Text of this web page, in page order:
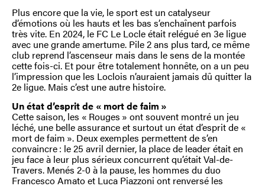
Plus encore que la vie, le sport est un catalyseur
d’émotions où les hauts et les bas s’enchaînent parfois
très vite. En 2024, le FC Le Locle était relégué en 3e ligue
avec une grande amertume. Pile 2 ans plus tard, ce même
club reprend l’ascenseur mais dans le sens de la montée
cette fois-ci. Et pour être totalement honnête, on a un peu
l’impression que les Loclois n’auraient jamais dû quitter la
2e ligue. Mais c’est une autre histoire.
Un état d’esprit de « mort de faim »
Cette saison, les « Rouges » ont souvent montré un jeu
léché, une belle assurance et surtout un état d’esprit de «
mort de faim ». Deux exemples permettent de s’en
convaincre : le 25 avril dernier, la place de leader était en
jeu face à leur plus sérieux concurrent qu’était Val-de-
Travers. Menés 2-0 à la pause, les hommes du duo
Francesco Amato et Luca Piazzoni ont renversé les